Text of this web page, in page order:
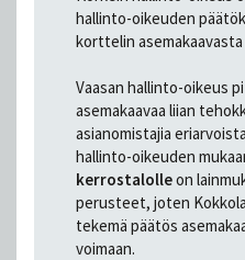
hallinto-oikeuden
korttelin asemakaavasta
Vaasan hallinto-oikeus
asemakaavaa liian
asianomistajia
hallinto-oikeuden
kerrostalolleon
perusteet, joten
tekemä päätös
voimaan.